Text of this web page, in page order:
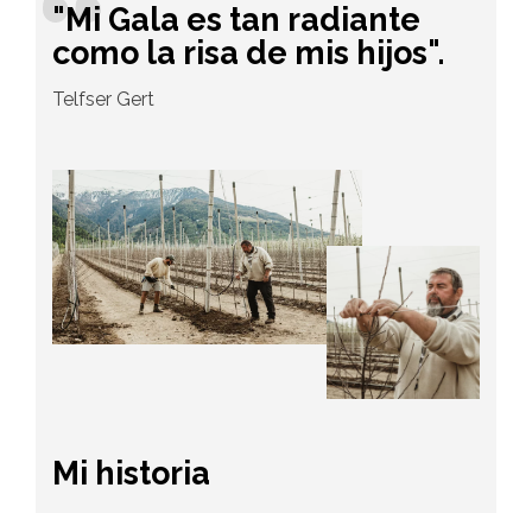
"Mi Gala es tan radiante
como la risa de mis hijos".
Telfser Gert
Mi historia